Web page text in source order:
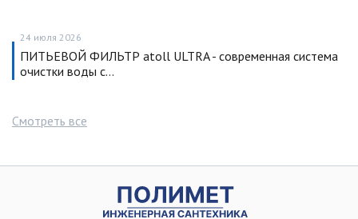
24 июля 2026
ПИТЬЕВОЙ ФИЛЬТР atoll ULTRA - современная система
очистки воды с…
Смотреть все